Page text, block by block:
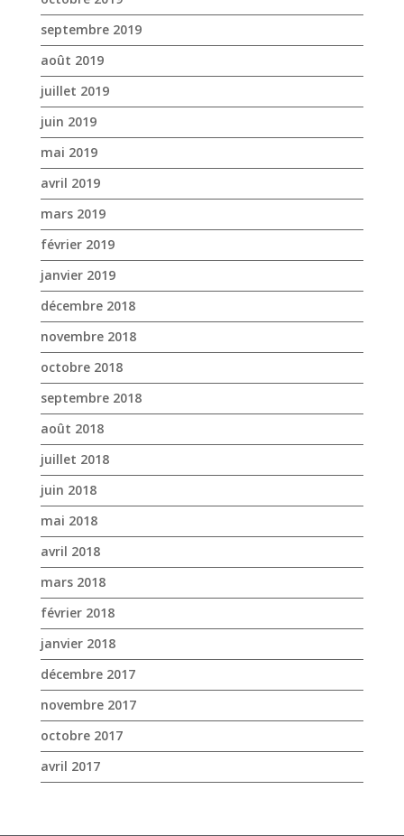
septembre 2019
août 2019
juillet 2019
juin 2019
mai 2019
avril 2019
mars 2019
février 2019
janvier 2019
décembre 2018
novembre 2018
octobre 2018
septembre 2018
août 2018
juillet 2018
juin 2018
mai 2018
avril 2018
mars 2018
février 2018
janvier 2018
décembre 2017
novembre 2017
octobre 2017
avril 2017